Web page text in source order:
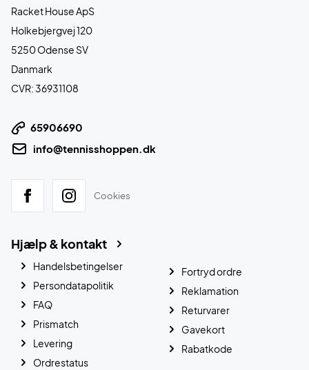
Racket House ApS
Holkebjergvej 120
5250 Odense SV
Danmark
CVR: 36931108
65906690
info@tennisshoppen.dk
Cookies
Hjælp & kontakt
Handelsbetingelser
Persondatapolitik
FAQ
Prismatch
Levering
Ordrestatus
Fortryd ordre
Reklamation
Returvarer
Gavekort
Rabatkode